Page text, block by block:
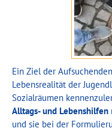
Ein Ziel der
Lebensrealität der
Sozialräumen
Alltags- und Lebenshilfen
und sie bei der